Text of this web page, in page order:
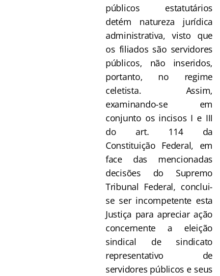
públicos estatutários
detém natureza jurídica
administrativa, visto que
os filiados são servidores
públicos, não inseridos,
portanto, no regime
celetista. Assim,
examinando-se em
conjunto os incisos I e III
do art. 114 da
Constituição Federal, em
face das mencionadas
decisões do Supremo
Tribunal Federal, conclui-
se ser incompetente esta
Justiça para apreciar ação
concernente a eleição
sindical de sindicato
representativo de
servidores públicos e seus